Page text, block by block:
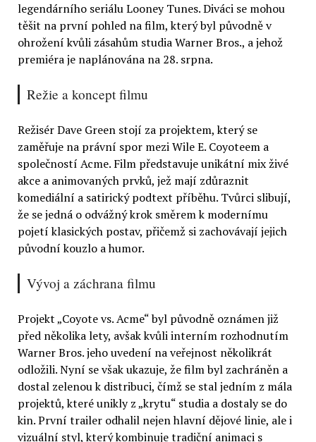
legendárního seriálu Looney Tunes. Diváci se mohou
těšit na první pohled na film, který byl původně v
ohrožení kvůli zásahům studia Warner Bros., a jehož
premiéra je naplánována na 28. srpna.
Režie a koncept filmu
Režisér Dave Green stojí za projektem, který se
zaměřuje na právní spor mezi Wile E. Coyoteem a
společností Acme. Film představuje unikátní mix živé
akce a animovaných prvků, jež mají zdůraznit
komediální a satirický podtext příběhu. Tvůrci slibují,
že se jedná o odvážný krok směrem k modernímu
pojetí klasických postav, přičemž si zachovávají jejich
původní kouzlo a humor.
Vývoj a záchrana filmu
Projekt „Coyote vs. Acme“ byl původně oznámen již
před několika lety, avšak kvůli interním rozhodnutím
Warner Bros. jeho uvedení na veřejnost několikrát
odložili. Nyní se však ukazuje, že film byl zachráněn a
dostal zelenou k distribuci, čímž se stal jedním z mála
projektů, které unikly z „krytu“ studia a dostaly se do
kin. První trailer odhalil nejen hlavní dějové linie, ale i
vizuální styl, který kombinuje tradiční animaci s